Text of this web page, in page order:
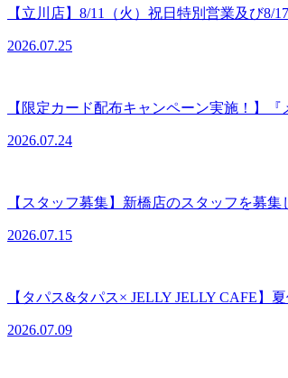
【立川店】8/11（火）祝日特別営業及び8/
2026.07.25
【限定カード配布キャンペーン実施！】
2026.07.24
【スタッフ募集】新橋店のスタッフを募
2026.07.15
【タパス&タパス× JELLY JELLY CAFE】
2026.07.09